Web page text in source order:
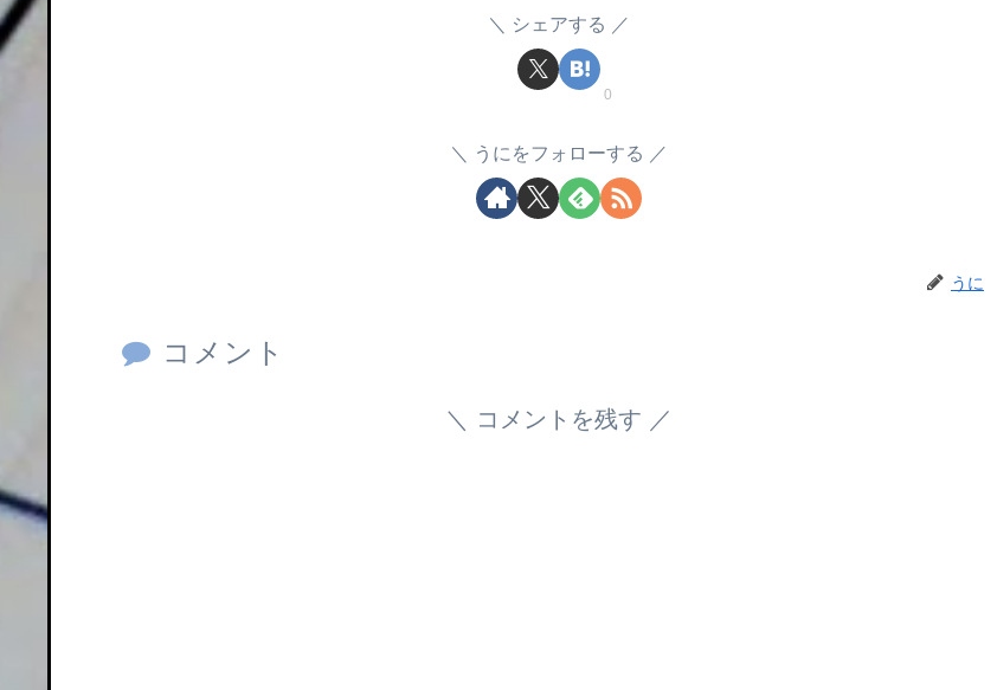
シェアする
0
うにをフォローする
うに
コメント
コメントを残す